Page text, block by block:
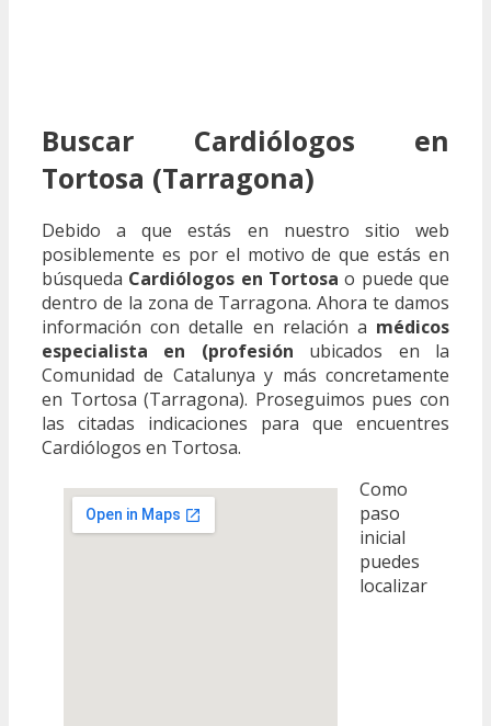
Buscar Cardiólogos en
Tortosa (Tarragona)
Debido a que estás en nuestro sitio web
posiblemente es por el motivo de que estás en
búsqueda Cardiólogos en Tortosa o puede que
dentro de la zona de Tarragona. Ahora te damos
información con detalle en relación a médicos
especialista en (profesión ubicados en la
Comunidad de Catalunya y más concretamente
en Tortosa (Tarragona). Proseguimos pues con
las citadas indicaciones para que encuentres
Cardiólogos en Tortosa.
Como
paso
inicial
puedes
localizar